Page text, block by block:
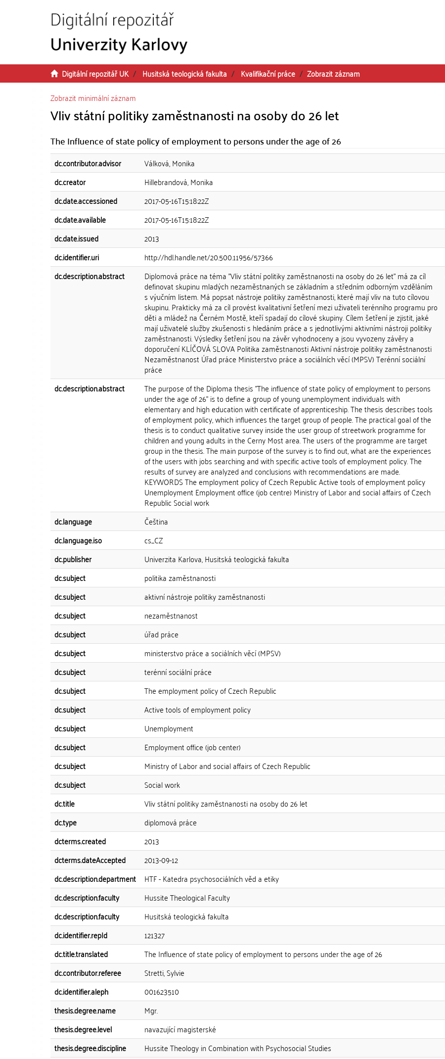
Digitální repozitář UK Husitská teologická fakulta Kvalifikační práce
Zobrazit záznam
Zobrazit minimální záznam
Vliv státní politiky zaměstnanosti na osoby do 26 let
The Influence of state policy of employment to persons under the age of 26
dc.contributor.advisor
Válková, Monika
dc.creator
Hillebrandová, Monika
dc.date.accessioned
2017-05-16T15:18:22Z
dc.date.available
2017-05-16T15:18:22Z
dc.date.issued
2013
dc.identifier.uri
http://hdl.handle.net/20.500.11956/57366
dc.description.abstract
Diplomová práce na téma "Vliv státní politiky zaměstnanosti na osoby do 26 let" má za cíl
definovat skupinu mladých nezaměstnaných se základním a středním odborným vzděláním
s výučním listem. Má popsat nástroje politiky zaměstnanosti, které mají vliv na tuto cílovou
skupinu. Prakticky má za cíl provést kvalitativní šetření mezi uživateli terénního programu pro
děti a mládež na Černém Mostě, kteří spadají do cílové skupiny. Cílem šetření je zjistit, jaké
mají uživatelé služby zkušenosti s hledáním práce a s jednotlivými aktivními nástroji politiky
zaměstnanosti. Výsledky šetření jsou na závěr vyhodnoceny a jsou vyvozeny závěry a
doporučení KLÍČOVÁ SLOVA Politika zaměstnanosti Aktivní nástroje politiky zaměstnanosti
Nezaměstnanost Úřad práce Ministerstvo práce a sociálních věcí (MPSV) Terénní sociální
práce
dc.description.abstract The purpose of the Diploma thesis "The influence of state policy of employment to persons
under the age of 26" is to define a group of young unemployment individuals with
elementary and high education with certificate of apprenticeship. The thesis describes tools
of employment policy, which influences the target group of people. The practical goal of the
thesis is to conduct qualitative survey inside the user group of streetwork programme for
children and young adults in the Cerny Most area. The users of the programme are target
group in the thesis. The main purpose of the survey is to find out, what are the experiences
of the users with jobs searching and with specific active tools of employment policy. The
results of survey are analyzed and conclusions with recommendations are made.
KEYWORDS The employment policy of Czech Republic Active tools of employment policy
Unemployment Employment office (job centre) Ministry of Labor and social affairs of Czech
Republic Social work
dc.language Čeština
dc.language.iso
cs_CZ
dc.publisher
Univerzita Karlova, Husitská teologická fakulta
dc.subject
politika zaměstnanosti
dc.subject
aktivní nástroje politiky zaměstnanosti
dc.subject
nezaměstnanost
dc.subject
úřad práce
dc.subject
ministerstvo práce a sociálních věcí (MPSV)
dc.subject
terénní sociální práce
dc.subject
The employment policy of Czech Republic
dc.subject
Active tools of employment policy
dc.subject
Unemployment
dc.subject
Employment office (job center)
dc.subject
Ministry of Labor and social affairs of Czech Republic
dc.subject
Social work
dc.title
Vliv státní politiky zaměstnanosti na osoby do 26 let
dc.type
diplomová práce
dcterms.created
2013
dcterms.dateAccepted
2013-09-12
dc.description.department
HTF - Katedra psychosociálních věd a etiky
dc.description.faculty
Hussite Theological Faculty
dc.description.faculty
Husitská teologická fakulta
dc.identifier.repId
121327
dc.title.translated
The Influence of state policy of employment to persons under the age of 26
dc.contributor.referee
Stretti, Sylvie
dc.identifier.aleph
001623510
thesis.degree.name
Mgr.
thesis.degree.level
navazující magisterské
thesis.degree.discipline
Hussite Theology in Combination with Psychosocial Studies